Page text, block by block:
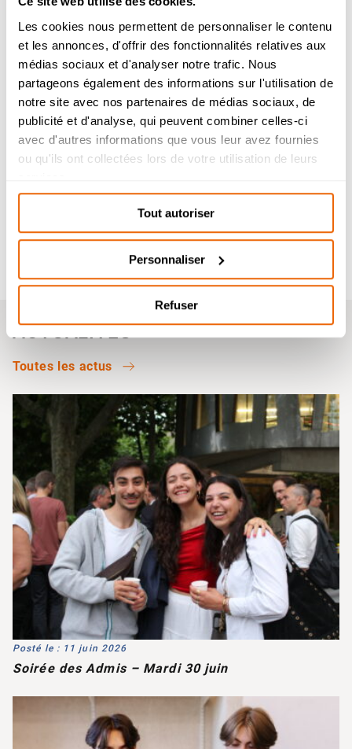
Les cookies nous permettent de personnaliser le contenu
et les annonces, d'offrir des fonctionnalités relatives aux
médias sociaux et d'analyser notre trafic. Nous
partageons également des informations sur l'utilisation de
notre site avec nos partenaires de médias sociaux, de
publicité et d'analyse, qui peuvent combiner celles-ci
avec d'autres informations que vous leur avez fournies
ou qu'ils ont collectées lors de votre utilisation de leurs
Tout autoriser
Personnaliser
Refuser
Afterwork alumni – Jeudi 28 mai
Soirée portes ouvertes : jeudi 4 juin
Samedi 25 avril – 4ᵉ édition du
EXALT Festival : « Franchir l’éclat »
ACTUALITÉS
Toutes les actus
Posté le : 11 juin 2026
Soirée des Admis – Mardi 30 juin
Admission 2026
Bachelor Management Innovation et
Humanités : reprise de l’étude des
dossiers de candidature à partir du 26
août.
Bachelor Design d’Espace et Prépa
étudiés durant l’été.